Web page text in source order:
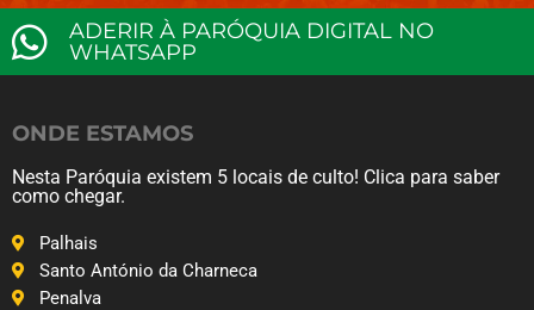
ADERIR À PARÓQUIA DIGITAL NO
WHATSAPP
ONDE ESTAMOS
Nesta Paróquia existem 5 locais de culto! Clica para saber
como chegar.
Palhais
Santo António da Charneca
Penalva